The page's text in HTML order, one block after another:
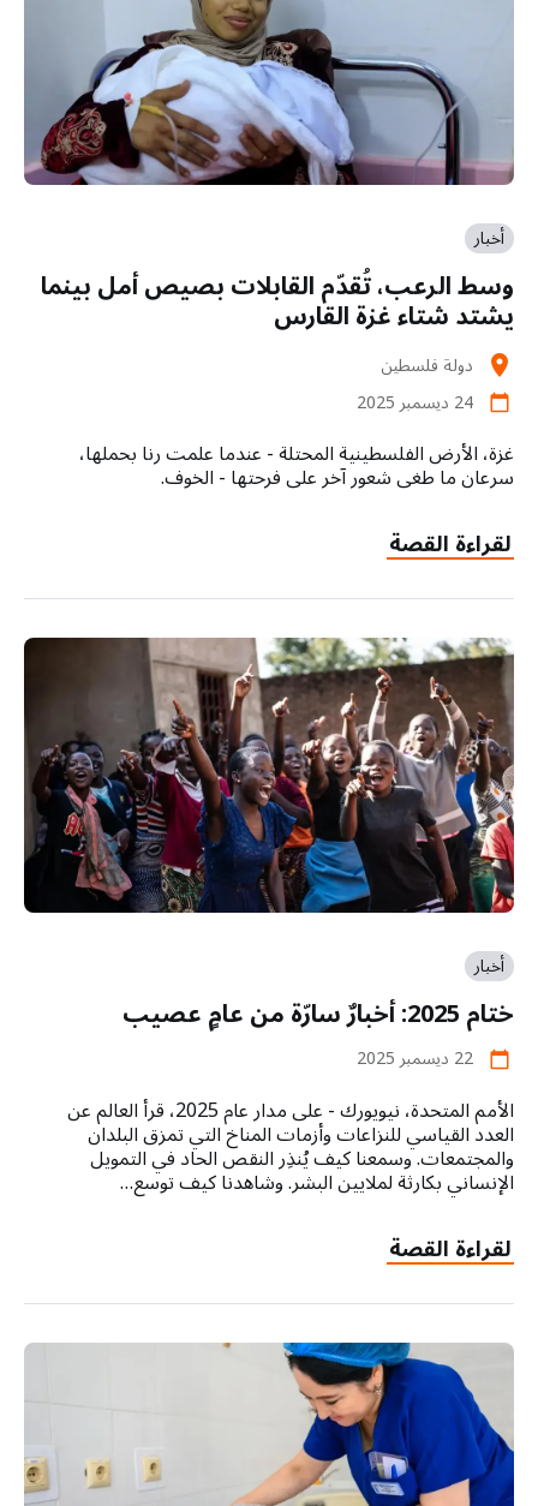
أخبار
وسط الرعب، تُقدّم القابلات بصيص أمل بينما
يشتد شتاء غزة القارس
location_on دولة فلسطين
calendar_today 24 ديسمبر 2025
غزة، الأرض الفلسطينية المحتلة - عندما علمت رنا بحملها،
سرعان ما طغى شعور آخر على فرحتها - الخوف.
لقراءة القصة
أخبار
ختام 2025: أخبارٌ سارّة من عامٍ عصيب
calendar_today 22 ديسمبر 2025
الأمم المتحدة، نيويورك - على مدار عام 2025، قرأ العالم عن
العدد القياسي للنزاعات وأزمات المناخ التي تمزق البلدان
والمجتمعات. وسمعنا كيف يُنذِر النقص الحاد في التمويل
الإنساني بكارثة لملايين البشر. وشاهدنا كيف توسع…
لقراءة القصة